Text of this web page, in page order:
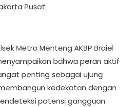
Pusat.
Metro Menteng AKBP Braiel
bahwa peran aktif
penting sebagai ujung
kedekatan dengan
potensi gangguan